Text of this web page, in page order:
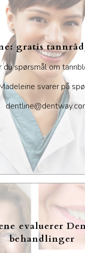
gratis
du spørsmål om
svarer på
evaluerer
behandlinger